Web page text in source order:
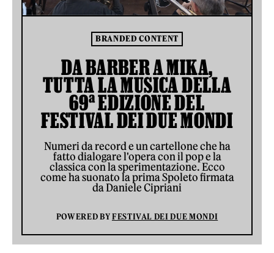
BRANDED CONTENT
DA BARBER A MIKA,
TUTTA LA MUSICA DELLA
69ª EDIZIONE DEL
FESTIVAL DEI DUE MONDI
Numeri da record e un cartellone che ha
fatto dialogare l'opera con il pop e la
classica con la sperimentazione. Ecco
come ha suonato la prima Spoleto firmata
da Daniele Cipriani
POWERED BYFESTIVAL DEI DUE MONDI